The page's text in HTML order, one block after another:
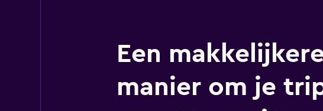
Een
manier om je